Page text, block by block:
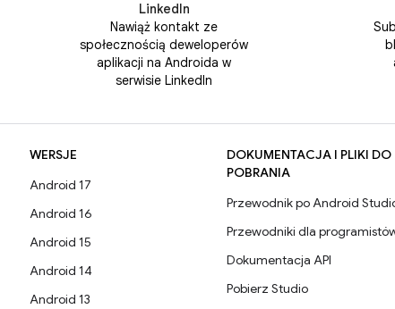
LinkedIn
Nawiąż kontakt ze
społecznością deweloperów
aplikacji na Androida w
serwisie LinkedIn
WERSJE
Android 17
Android 16
Android 15
Android 14
Android 13
DOKUMENTACJA I PLIKI DO
POBRANIA
Przewodnik po Android
Przewodniki dla
Dokumentacja API
Pobierz Studio